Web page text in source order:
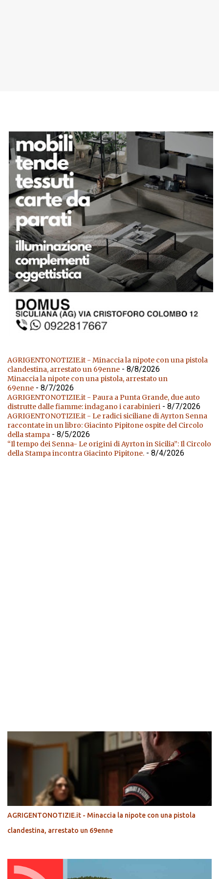
AGRIGENTONOTIZIE.it - Minaccia la nipote con una pistola
clandestina, arrestato un 69enne - 8/8/2026
Minaccia la nipote con una pistola, arrestato un
69enne - 8/7/2026
AGRIGENTONOTIZIE.it - Paura a Punta Grande, due auto
distrutte dalle fiamme: indagano i carabinieri - 8/7/2026
AGRIGENTONOTIZIE.it - Le radici siciliane di Ayrton Senna
raccontate in un libro: Giacinto Pipitone ospite del Circolo
della stampa - 8/5/2026
“Il tempo dei Senna- Le origini di Ayrton in Sicilia”: Il Circolo
della Stampa incontra Giacinto Pipitone. - 8/4/2026
AGRIGENTONOTIZIE.it - Minaccia la nipote con una pistola
clandestina, arrestato un 69enne